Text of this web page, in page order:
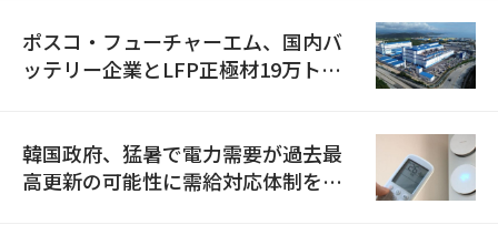
ポスコ・フューチャーエム、国内バ
ッテリー企業とLFP正極材19万トン
韓国政府、猛暑で電力需要が過去最
高更新の可能性に需給対応体制を点